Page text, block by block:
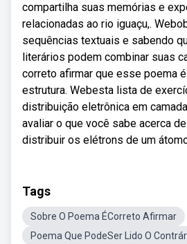
compartilha suas memórias e
relacionadas ao rio iguaçu,.
sequências textuais e sabendo
literários podem combinar suas
correto afirmar que esse poema
estrutura. Webesta lista de
distribuição eletrônica em
avaliar o que você sabe acerca
distribuir os elétrons de um
Tags
Sobre O Poema ÉCorreto Afirmar
Poema Que PodeSer Lido O